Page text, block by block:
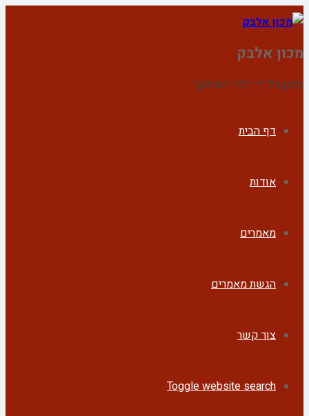
מכון אלבק
מכון בלתי תלוי למחקר
דף הבית
אודות
מאמרים
הגשת מאמרים
צור קשר
Toggle website search